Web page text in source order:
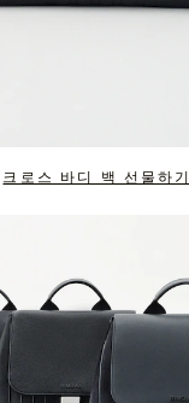
크로스 바디 백 선물하기